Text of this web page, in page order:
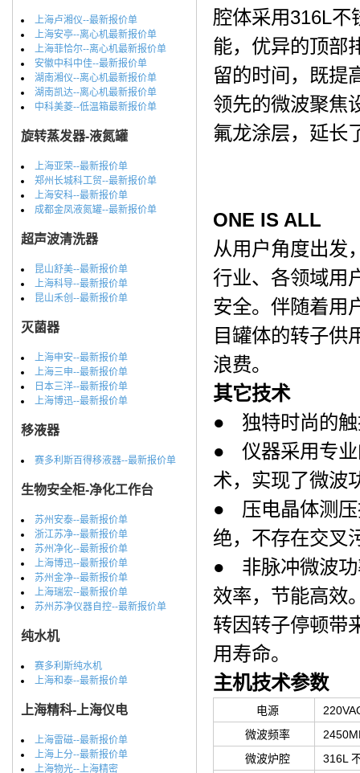
上海卢湘仪--最新报价单
上海安亭--离心机最新报价单
上海菲恰尔--离心机最新报价单
安徽中科中佳--最新报价单
湖南湘仪--离心机最新报价单
湖南凯达--离心机最新报价单
中科美菱--低温箱最新报价单
旋转蒸发器-液氮罐
上海亚荣--最新报价单
郑州长城科工贸--最新报价单
上海安科--最新报价单
成都金凤液氮罐--最新报价单
超声波清洗器
昆山舒美--最新报价单
上海科导--最新报价单
昆山禾创--最新报价单
灭菌器
上海申安--最新报价单
上海三申--最新报价单
日本三洋--最新报价单
上海博迅--最新报价单
移液器
赛多利斯百得移液器--最新报价单
生物安全柜-净化工作台
苏州安泰--最新报价单
浙江苏净--最新报价单
苏州净化--最新报价单
上海博迅--最新报价单
苏州金净--最新报价单
上海瑞宏--最新报价单
苏州苏净仪器自控--最新报价单
纯水机
赛多利斯纯水机
上海和泰--最新报价单
上海精科-上海仪电
上海雷磁--最新报价单
上海上分--最新报价单
上海物光--上海精密
腔体采用316L不
能，优异的顶部
留的时间，既提
领先的微波聚焦
氟龙涂层，延长
ONE IS ALL
从用户角度出发
行业、各领域用
安全。伴随着用
目罐体的转子供
浪费。
其它技术
● 独特时尚的触
● 仪器采用专业
术，实现了微波
● 压电晶体测压
绝，不存在交叉
● 非脉冲微波功
效率，节能高效
转因转子停顿带
用寿命。
主机技术参数
电源
微波频率
微波炉腔
316L